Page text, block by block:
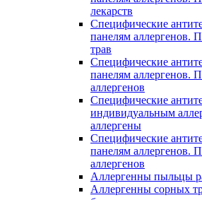
лекарств
Специфические
панелям аллергенов.
трав
Специфические
панелям аллергенов.
аллергенов
Специфические
индивидуальным
аллергены
Специфические
панелям аллергенов.
аллергенов
Аллергенны пыльцы
Аллергенны сорных